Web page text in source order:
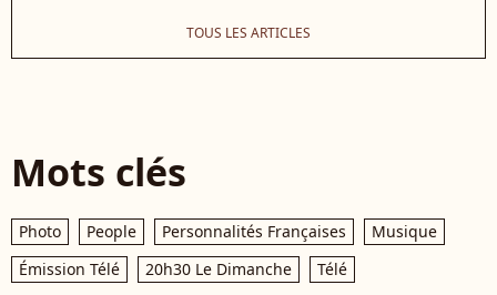
TOUS LES ARTICLES
Mots clés
Photo People Personnalités Françaises
Musique
Émission Télé
20h30 Le Dimanche Télé